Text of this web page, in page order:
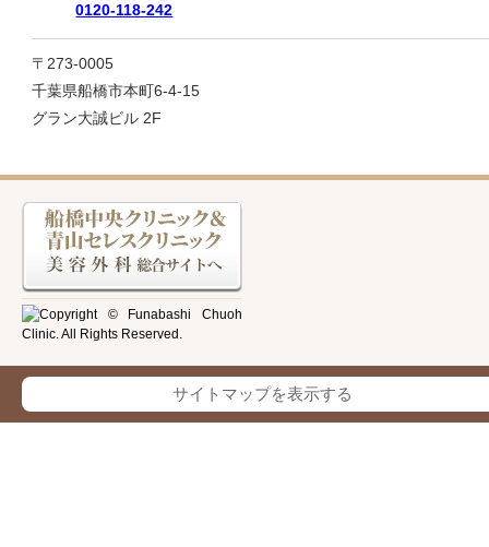
0120-118-242
〒273-0005
千葉県船橋市本町6-4-15
グラン大誠ビル 2F
サイトマップを表示する